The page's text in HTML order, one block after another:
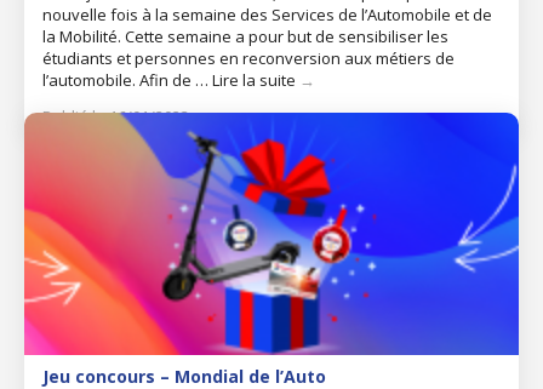
nouvelle fois à la semaine des Services de l’Automobile et de
la Mobilité. Cette semaine a pour but de sensibiliser les
étudiants et personnes en reconversion aux métiers de
l’automobile. Afin de … Lire la suite →
Publié le 16/01/2023
Jeu concours – Mondial de l’Auto